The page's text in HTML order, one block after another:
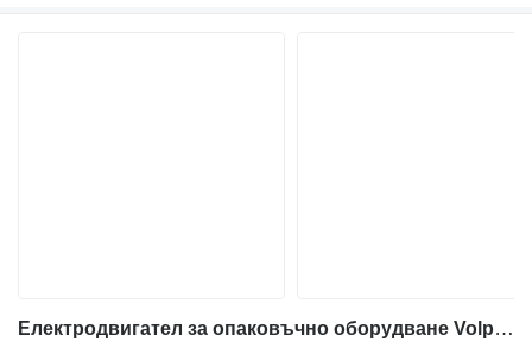
Електродвигател за опаковъчно оборудване Volpak S240 D